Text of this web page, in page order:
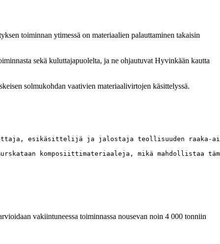
toiminnan ytimessä on materiaalien palauttaminen takaisin
sekä kuluttajapuolelta, ja ne ohjautuvat Hyvinkään kautta
solmukohdan vaativien materiaalivirtojen käsittelyssä.
esikäsittelijä ja jalostaja teollisuuden raaka-
komposiittimateriaaleja, mikä
vakiintuneessa toiminnassa nousevan noin 4 000 tonniin